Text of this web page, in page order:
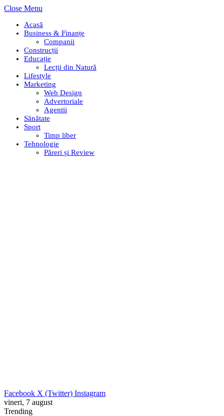
Close Menu
Acasă
Business & Finanțe
Companii
Construcții
Educație
Lecții din Natură
Lifestyle
Marketing
Web Design
Advertoriale
Agentii
Sănătate
Sport
Timp liber
Tehnologie
Păreri și Review
Facebook X (Twitter) Instagram
vineri, 7 august
Trending